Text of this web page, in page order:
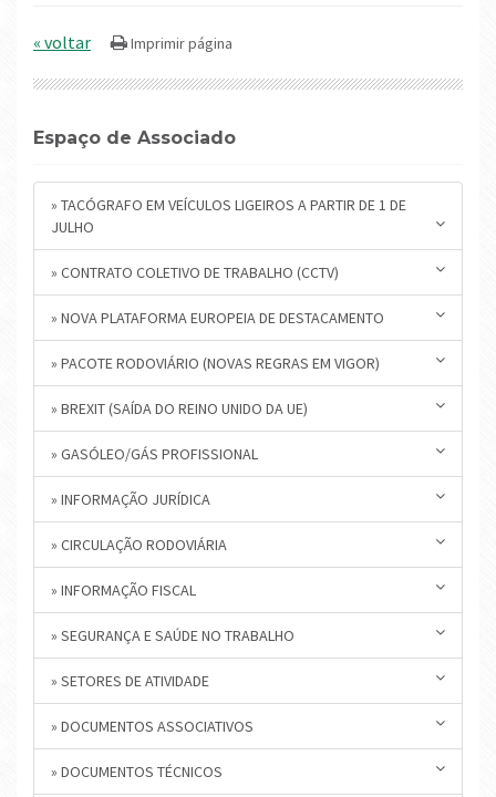
« voltar
Espaço de Associado
» TACÓGRAFO EM VEÍCULOS LIGEIROS A PARTIR DE 1 DE
JULHO
» CONTRATO COLETIVO DE TRABALHO (CCTV)
» NOVA PLATAFORMA EUROPEIA DE DESTACAMENTO
» PACOTE RODOVIÁRIO (NOVAS REGRAS EM VIGOR)
» BREXIT (SAÍDA DO REINO UNIDO DA UE)
» GASÓLEO/GÁS PROFISSIONAL
» INFORMAÇÃO JURÍDICA
» CIRCULAÇÃO RODOVIÁRIA
» INFORMAÇÃO FISCAL
» SEGURANÇA E SAÚDE NO TRABALHO
» SETORES DE ATIVIDADE
» DOCUMENTOS ASSOCIATIVOS
» DOCUMENTOS TÉCNICOS